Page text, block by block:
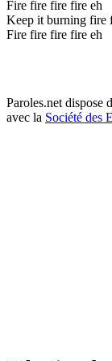
Fire fire fire fire eh
Keep it burning fire
Fire fire fire fire eh
Paroles.net dispose
avec la Société des